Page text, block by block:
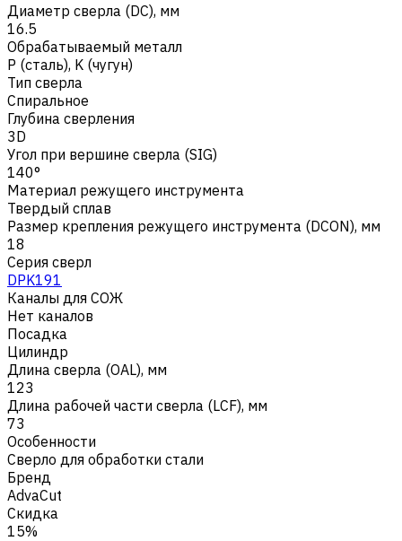
Диаметр сверла (DC), мм
16.5
Обрабатываемый металл
Р (сталь), K (чугун)
Тип сверла
Спиральное
Глубина сверления
3D
Угол при вершине сверла (SIG)
140°
Материал режущего инструмента
Твердый сплав
Размер крепления режущего инструмента (DCON), мм
18
Серия сверл
DPK191
Каналы для СОЖ
Нет каналов
Посадка
Цилиндр
Длина сверла (OAL), мм
123
Длина рабочей части сверла (LCF), мм
73
Особенности
Сверло для обработки стали
Бренд
AdvaCut
Скидка
15%